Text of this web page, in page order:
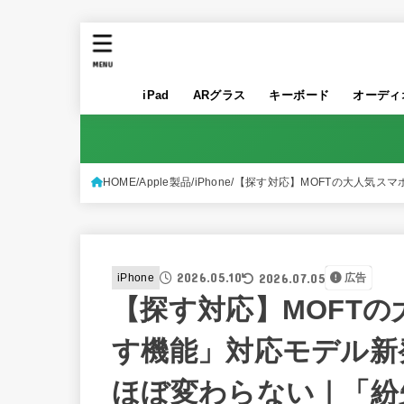
iPad ARグラス キーボード オーディ
MENU
HOME Apple製品 iPhone 【探す対応】MOFTの大人気ス
iPhone 2026.05.10 2026.07.05 広告
【探す対応】MOFT
す機能」対応モデル
ほぼ変わらない｜「